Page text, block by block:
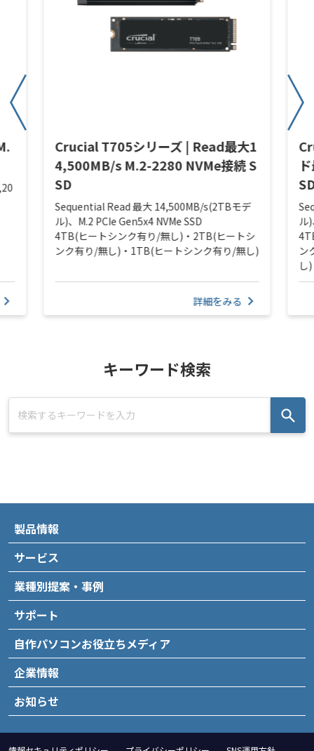
Crucial T705シリーズ | Read最大1
4,500MB/s M.2-2280 NVMe接続 S
SD
Sequential Read 最大 14,500MB/s(2TBモデ
ル)、M.2 PCIe Gen5x4 NVMe SSD
4TB(ヒートシンク有り/無し)・2TB(ヒートシ
ンク有り/無し)・1TB(ヒートシンク有り/無し)
詳細をみる
ル
ン
し
キーワード検索
製品情報
サービス
業種別提案・事例
サポート
自作パソコンお役立ちメディア
企業情報
お知らせ